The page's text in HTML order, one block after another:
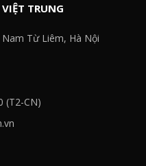
TRUNG
Từ Liêm, Hà Nội
(T2-CN)